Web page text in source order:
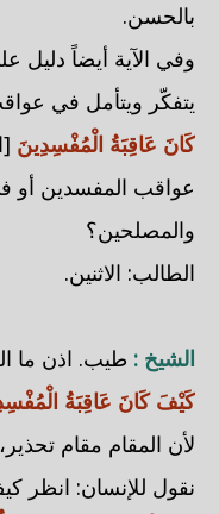
بالحسن.
وفي الآية أيضاً دليل
يتفكّر ويتأمل في
كَانَ عَاقِبَةُ الْمُفْسِدِينَ
عواقب المفسدين أو
والمصلحين؟
الطالب: الاثنين.
الشيخ : طيب. اذن ما
كَيْفَ كَانَ عَاقِبَةُ
لأن المقام مقام
نقول للإنسان: انظر